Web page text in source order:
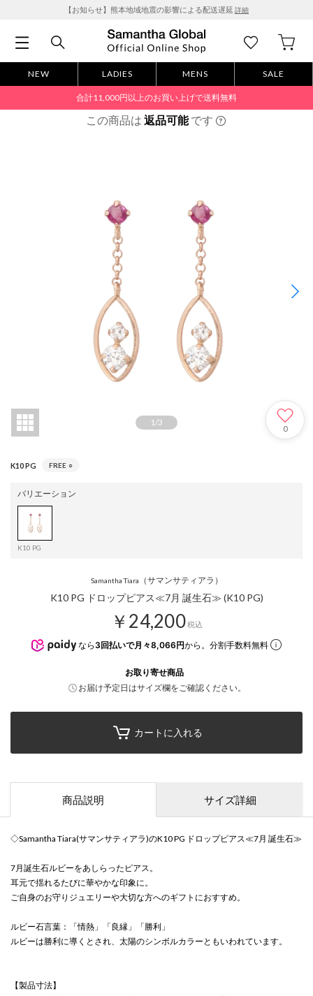
【お知らせ】熊本地域地震の影響による配送遅延 詳細
NEW LADIES MENS SALE
合計11,000円以上のお買い上げで送料無料
この商品は 返品可能です
1/3
0
K10 PG FREE ○
バリエーション
K10 PG
Samantha Tiara （サマンサティアラ）
K10 PG ドロップピアス≪7月 誕生石≫ (K10 PG)
￥24,200税込
なら 3回払いで月々8,066円から。分割手数料無料
お取り寄せ商品
お届け予定日はサイズ欄をご確認ください。
カートに入れる
商品説明 サイズ詳細
◇Samantha Tiara(サマンサティアラ)のK10 PG ドロップピアス≪7月 誕生石≫
7月誕生石ルビーをあしらったピアス。
耳元で揺れるたびに華やかな印象に。
ご自身のお守りジュエリーや大切な方へのギフトにおすすめ。
ルビー石言葉：「情熱」「良縁」「勝利」
ルビーは勝利に導くとされ、太陽のシンボルカラーともいわれています。
【製品寸法】